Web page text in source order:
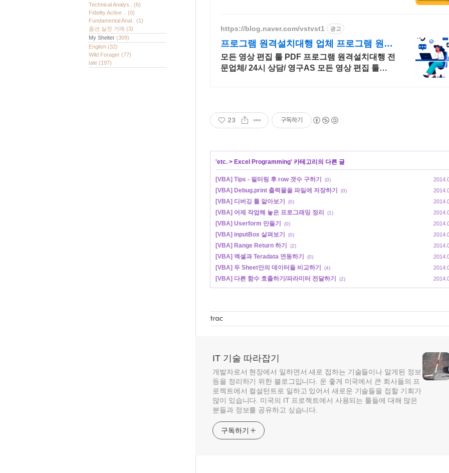
Technical Analys.. (6)
Fidelity Active .. (0)
Fundamental Anal.. (1)
옵션 실전 거래 (3)
My Shelter (309)
English (32)
Wild Forager (77)
tale (197)
https://blog.naver.com/vstvst1 광고
프로그램 원격설치대행 업체 프로그램 원격
설치대행 전문
모든 영상 편집 툴 PDF 프로그램 원격설치대행 전
문업체/ 24시 상담/ 영구AS 모든 영상 편집 툴
23 구독하기
'etc. > Excel Programming' 카테고리의 다른 글
[VBA] Tips - 필터링 후 row 갯수 구하기 (0)
[VBA] Debug.print 출력물을 파일에 저장하기 (0)
[VBA] 디버깅 툴 알아보기 (0)
[VBA] 어제 작업해 놓은 프로그래밍 정리 (1)
[VBA] Userform 만들기 (0)
[VBA] inputBox 살펴보기 (0)
[VBA] Range Return 하기 (2)
[VBA] 엑셀과 Teradata 연동하기 (0)
[VBA] 두 Sheet안의 데이터들 비교하기 (4)
[VBA] 다른 함수 호출하기/파라미터 전달하기 (2)
IT 기술 따라잡기
개발자로서 현장에서 일하면서 새로 접하는 기술들이나 알게된 정보
등을 정리하기 위한 블로그입니다. 운 좋게 미국에서 큰 회사들의 프
로젝트에서 컬설턴트로 일하고 있어서 새로운 기술들을 접할 기회가
많이 있습니다. 미국의 IT 프로젝트에서 사용되는 툴들에 대해 많은
분들과 정보를 공유하고 싶습니다.
구독하기